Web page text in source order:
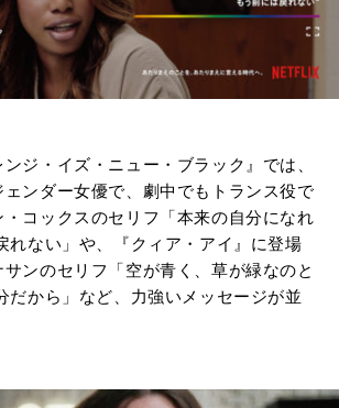
ジ・イズ・ニュー・ブラック』では、
ンダー女優で、劇中でもトランス役で
コックスのセリフ「本来の自分になれ
れない」や、『クィア・アイ』に登場
ンのセリフ「空が青く、草が緑なのと
だから」など、力強いメッセージが並